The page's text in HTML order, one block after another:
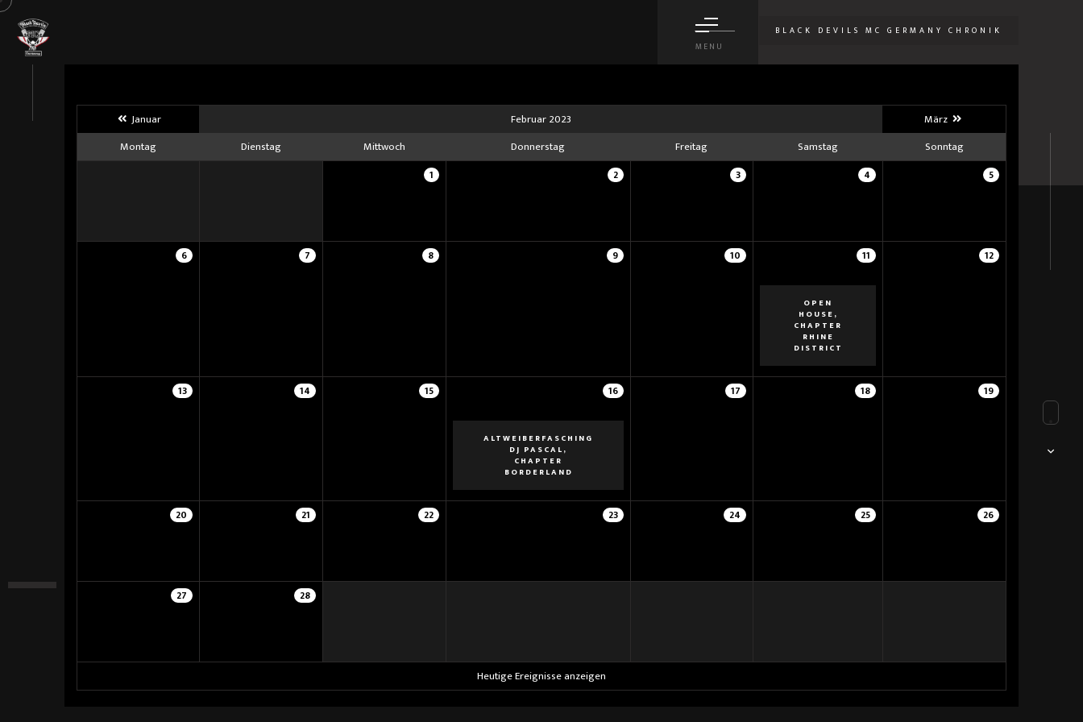
MENU
BLACK DEVILS MC GERMANY CHRONIK
Januar Februar 2023
März
Montag
Dienstag Mittwoch Donnerstag Freitag Samstag Sonntag
1 2 3 4 5
6 7 8 9 10 11
OPEN
HOUSE,
CHAPTER
RHINE
DISTRICT
12
13 14 15 16
ALTWEIBERFASCHING
DJ PASCAL,
CHAPTER
BORDERLAND
17 18 19
20 21 22 23 24 25 26
27 28
Heutige Ereignisse anzeigen